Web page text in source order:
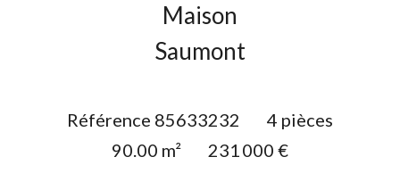
Maison
Saumont
Référence 85633232
4 pièces
90.00 m² 231 000 €